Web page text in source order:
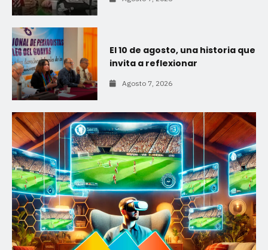
El 10 de agosto, una historia que
invita a reflexionar
Agosto 7, 2026